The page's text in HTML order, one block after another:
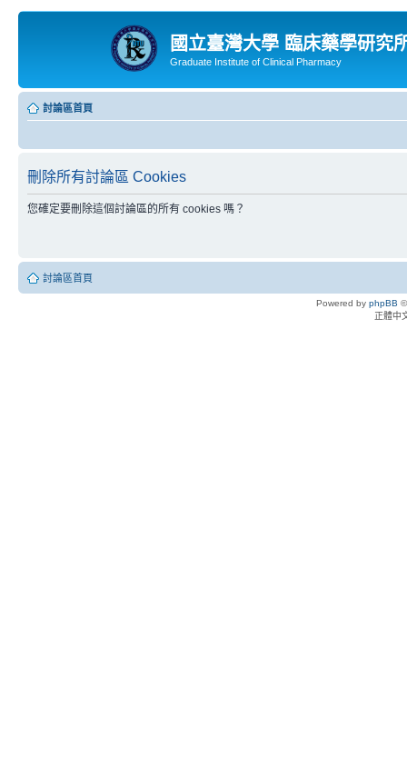
國立臺灣大學 臨床藥學研究
Graduate Institute of Clinical Pharmacy
討論區首頁
刪除所有討論區 Cookies
您確定要刪除這個討論區的所有 cookies 嗎？
討論區首頁
Powered by phpBB
正體中